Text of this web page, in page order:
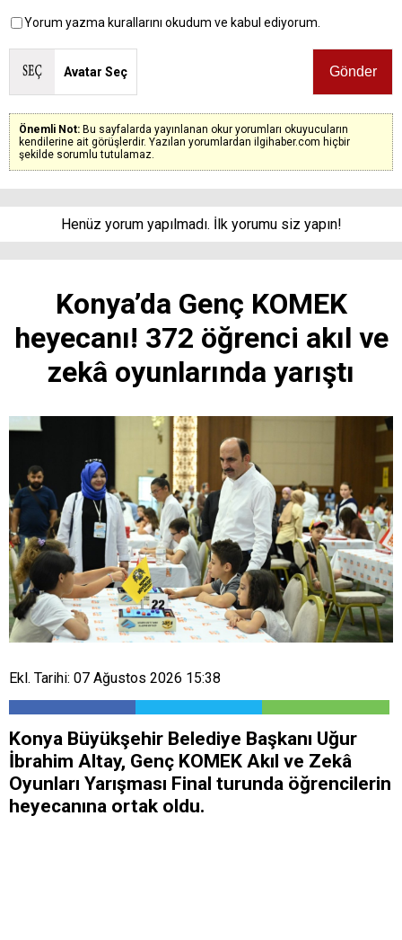
Yorum yazma kurallarını okudum ve kabul ediyorum.
Avatar Seç
Önemli Not: Bu sayfalarda yayınlanan okur yorumları okuyucuların
kendilerine ait görüşlerdir. Yazılan yorumlardan ilgihaber.com hiçbir
şekilde sorumlu tutulamaz.
Henüz yorum yapılmadı. İlk yorumu siz yapın!
Konya’da Genç KOMEK
heyecanı! 372 öğrenci akıl ve
zekâ oyunlarında yarıştı
Ekl. Tarihi: 07 Ağustos 2026 15:38
Konya Büyükşehir Belediye Başkanı Uğur
İbrahim Altay, Genç KOMEK Akıl ve Zekâ
Oyunları Yarışması Final turunda öğrencilerin
heyecanına ortak oldu.